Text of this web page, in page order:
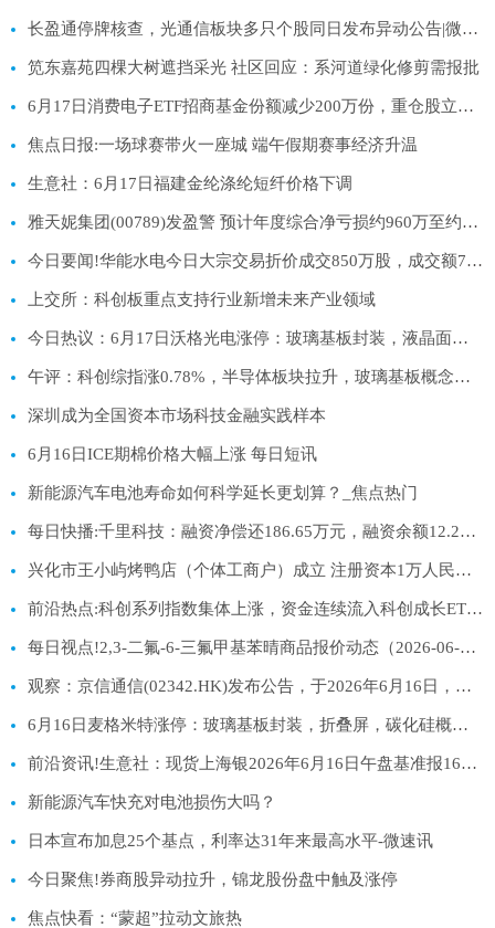
长盈通停牌核查，光通信板块多只个股同日发布异动公告|微动态
笕东嘉苑四棵大树遮挡采光 社区回应：系河道绿化修剪需报批
6月17日消费电子ETF招商基金份额减少200万份，重仓股立讯精密、寒武纪、工业富联 最资讯
焦点日报:一场球赛带火一座城 端午假期赛事经济升温
生意社：6月17日福建金纶涤纶短纤价格下调
雅天妮集团(00789)发盈警 预计年度综合净亏损约960万至约1000万港元 同比盈转亏 每日资讯
今日要闻!华能水电今日大宗交易折价成交850万股，成交额7905万元
上交所：科创板重点支持行业新增未来产业领域
今日热议：6月17日沃格光电涨停：玻璃基板封装，液晶面板/LCD，MiniLED概念热股
午评：科创综指涨0.78%，半导体板块拉升，玻璃基板概念爆发-每日信息
深圳成为全国资本市场科技金融实践样本
6月16日ICE期棉价格大幅上涨 每日短讯
新能源汽车电池寿命如何科学延长更划算？_焦点热门
每日快播:千里科技：融资净偿还186.65万元，融资余额12.2亿元
兴化市王小屿烤鸭店（个体工商户）成立 注册资本1万人民币 每日播报
前沿热点:科创系列指数集体上涨，资金连续流入科创成长ETF易方达（588020）
每日视点!2,3-二氟-6-三氟甲基苯晴商品报价动态（2026-06-16）
观察：京信通信(02342.HK)发布公告，于2026年6月16日，该公司斥资22.67万港元回购20万股
6月16日麦格米特涨停：玻璃基板封装，折叠屏，碳化硅概念热股
前沿资讯!生意社：现货上海银2026年6月16日午盘基准报16603元/千克
新能源汽车快充对电池损伤大吗？
日本宣布加息25个基点，利率达31年来最高水平-微速讯
今日聚焦!券商股异动拉升，锦龙股份盘中触及涨停
焦点快看：“蒙超”拉动文旅热